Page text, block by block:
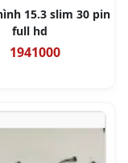
15.3 slim 30 pin
full hd
1941000